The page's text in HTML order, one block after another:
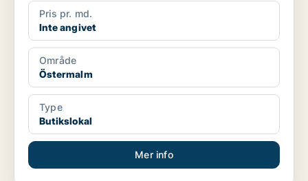
Pris pr. md.
Inte angivet
Område
Östermalm
Type
Butikslokal
Mer info